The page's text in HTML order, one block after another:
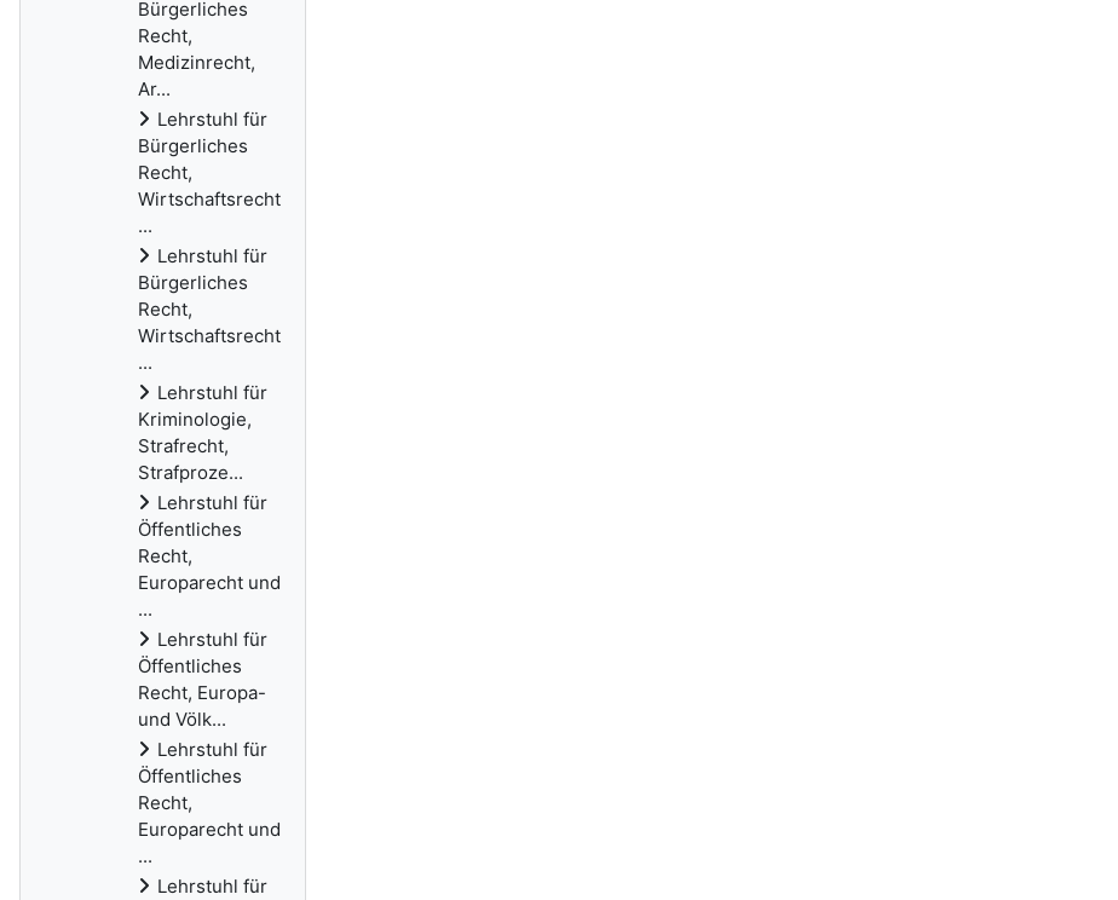
Bürgerliches
Recht,
Medizinrecht,
Ar...
Lehrstuhl für
Bürgerliches
Recht,
Wirtschaftsrecht
...
Lehrstuhl für
Bürgerliches
Recht,
Wirtschaftsrecht
...
Lehrstuhl für
Kriminologie,
Strafrecht,
Strafproze...
Lehrstuhl für
Öffentliches
Recht,
Europarecht und
...
Lehrstuhl für
Öffentliches
Recht, Europa-
und Völk...
Lehrstuhl für
Öffentliches
Recht,
Europarecht und
...
Lehrstuhl für